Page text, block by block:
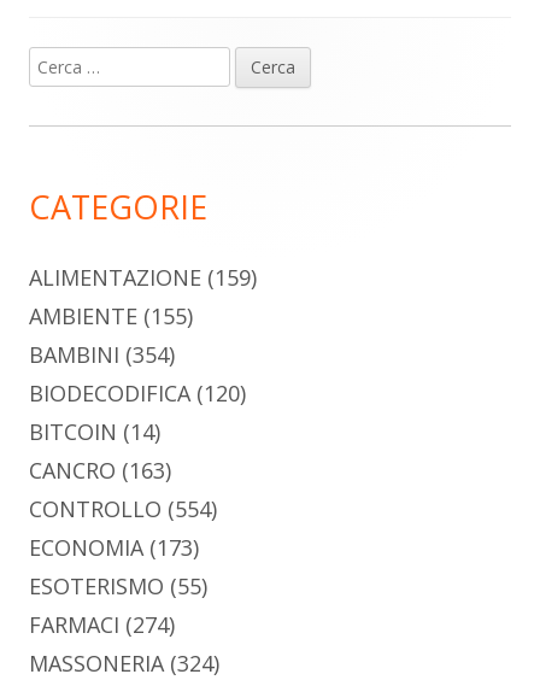
Barra
laterale
Ricerca
per:
CATEGORIE
ALIMENTAZIONE (159)
AMBIENTE (155)
BAMBINI (354)
BIODECODIFICA(120)
BITCOIN (14)
CANCRO (163)
CONTROLLO (554)
ECONOMIA(173)
ESOTERISMO (55)
FARMACI (274)
MASSONERIA(324)